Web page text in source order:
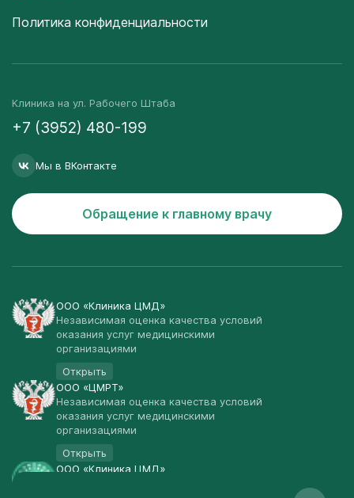
Политика конфиденциальности
Клиника на ул. Рабочего Штаба
+7 (3952) 480-199
Мы в ВКонтакте
Обращение к главному врачу
ООО «Клиника ЦМД»
Независимая оценка качества условий
оказания услуг медицинскими
организациями
Открыть
ООО «ЦМРТ»
Независимая оценка качества условий
оказания услуг медицинскими
организациями
Открыть
ООО «Клиника ЦМД»